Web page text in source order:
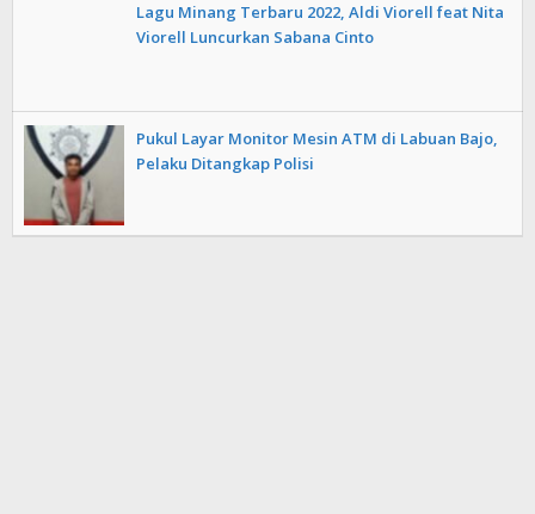
Lagu Minang Terbaru 2022, Aldi Viorell feat Nita
Viorell Luncurkan Sabana Cinto
Pukul Layar Monitor Mesin ATM di Labuan Bajo,
Pelaku Ditangkap Polisi